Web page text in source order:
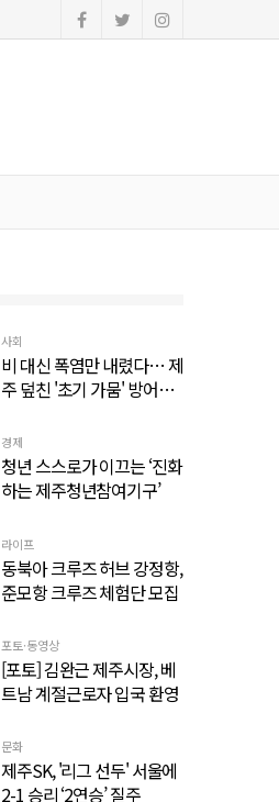
사회
비 대신 폭염만 내렸다… 제
주 덮친 '초기 가뭄' 방어선
경제
청년 스스로가 이끄는 ‘진화
하는 제주청년참여기구’
라이프
동북아 크루즈 허브 강정항,
준모항 크루즈 체험단 모집
포토·동영상
[포토] 김완근 제주시장, 베
트남 계절근로자 입국 환영
문화
제주SK, '리그 선두' 서울에
2-1 승리 ‘2연승’ 질주